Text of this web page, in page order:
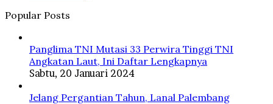
Popular Posts
Panglima TNI Mutasi 33 Perwira Tinggi TNI
Angkatan Laut, Ini Daftar Lengkapnya
Sabtu, 20 Januari 2024
Jelang Pergantian Tahun, Lanal Palembang